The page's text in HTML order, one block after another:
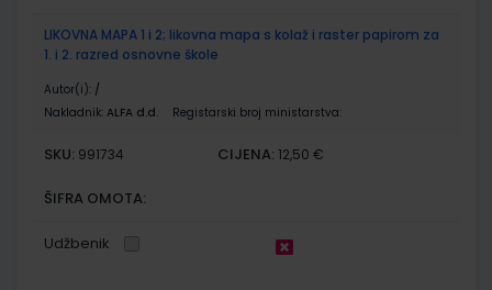
LIKOVNA MAPA 1 i 2; likovna mapa s kolaž i raster papirom za
1. i 2. razred osnovne škole
Autor(i): /
Nakladnik: ALFA d.d. Registarski broj ministarstva:
SKU: 991734 CIJENA: 12,50 €
ŠIFRA OMOTA:
Udžbenik